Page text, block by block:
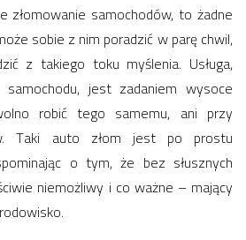
złomowanie samochodów, to żadne
sobie z nim poradzić w parę chwil,
z takiego toku myślenia. Usługa,
jest zadaniem wysoce
robić tego samemu, ani przy
Taki auto złom jest po prostu
o tym, że bez słusznych
niemożliwy i co ważne – mający